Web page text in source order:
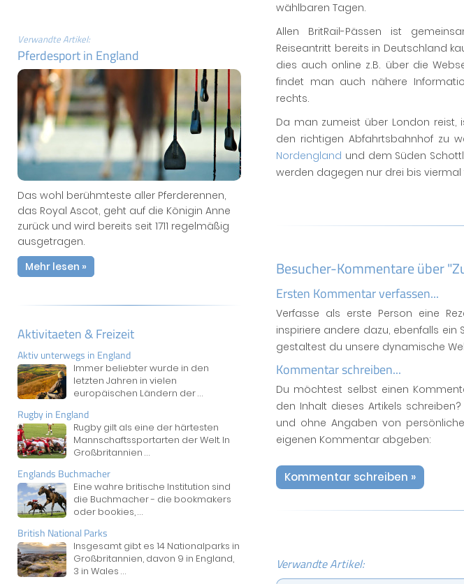
Verwandte Artikel:
Pferdesport in England
Das wohl berühmteste aller Pferderennen,
das Royal Ascot, geht auf die Königin Anne
zurück und wird bereits seit 1711 regelmäßig
ausgetragen.
Mehr lesen »
Aktivitaeten & Freizeit
Aktiv unterwegs in England
Immer beliebter wurde in den
letzten Jahren in vielen
europäischen Ländern der...
Rugby in England
Rugby gilt als eine der härtesten
Mannschaftssportarten der Welt. In
Großbritannien ...
Englands Buchmacher
Eine wahre britische Institution sind
die Buchmacher - die bookmakers
oder bookies,...
British National Parks
Insgesamt gibt es 14 Nationalparks in
Großbritannien, davon 9 in England,
3 in Wales ...
wählbaren Tagen.
Allen BritRail-Pässen ist
Reiseantritt bereits in Deutschland
dies auch online z.B. über die
findet man auch nähere
rechts.
Da man zumeist über London
den richtigen Abfahrtsbahnhof zu
Nordengland und dem Süden
werden dagegen nur drei bis
Besucher-Kommentare über
Ersten Kommentar verfassen...
Verfasse als erste Person eine
inspiriere andere dazu, ebenfalls
gestaltest du unsere dynamische
Kommentar schreiben...
Du möchtest selbst einen
den Inhalt dieses Artikels
und ohne Angaben von
eigenen Kommentar abgeben:
Kommentar schreiben »
Verwandte Artikel: